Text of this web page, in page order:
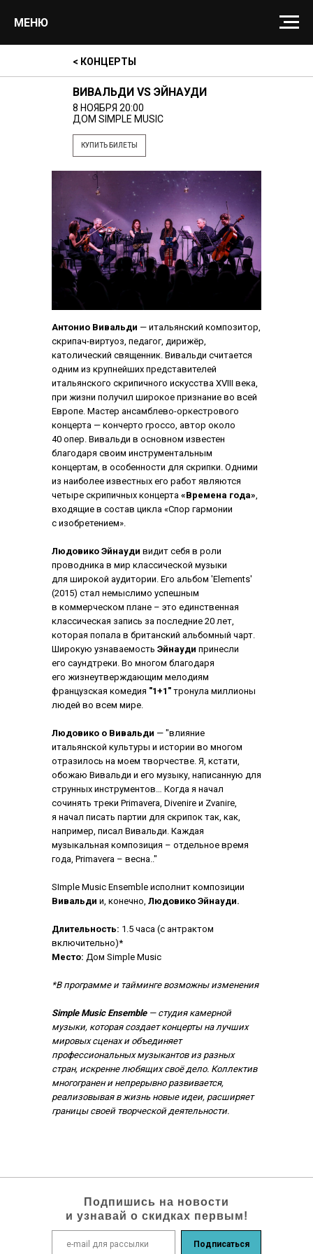
МЕНЮ
8 НОЯБРЯ 20:00
ДОМ SIMPLE MUSIC
Антонио Вивальди — итальянский композитор,
скрипач-виртуоз, педагог, дирижёр,
католический священник. Вивальди считается
одним из крупнейших представителей
итальянского скрипичного искусства XVIII века,
при жизни получил широкое признание во всей
Европе. Мастер ансамблево-оркестрового
концерта — кончерто гроссо, автор около
40 опер. Вивальди в основном известен
благодаря своим инструментальным
концертам, в особенности для скрипки. Одними
из наиболее известных его работ являются
четыре скрипичных концерта «Времена года»,
входящие в состав цикла «Спор гармонии
с изобретением».
Людовико Эйнауди видит себя в роли
проводника в мир классической музыки
для широкой аудитории. Его альбом 'Elements'
(2015) стал немыслимо успешным
в коммерческом плане – это единственная
классическая запись за последние 20 лет,
которая попала в британский альбомный чарт.
Широкую узнаваемость Эйнауди принесли
его саундтреки. Во многом благодаря
его жизнеутверждающим мелодиям
французская комедия "1+1" тронула миллионы
людей во всем мире.
Людовико о Вивальди — "влияние
итальянской культуры и истории во многом
отразилось на моем творчестве. Я, кстати,
обожаю Вивальди и его музыку, написанную для
струнных инструментов… Когда я начал
сочинять треки Primavera, Divenire и Zvanire,
я начал писать партии для скрипок так, как,
например, писал Вивальди. Каждая
музыкальная композиция – отдельное время
года, Primavera – весна.."
SImple Music Ensemble исполнит композиции
Вивальди и, конечно, Людовико Эйнауди.
Длительность: 1.5 часа (с антрактом
включительно)*
Место: Дом Simple Music
*В программе и тайминге возможны изменения
Simple Music Ensemble— студия камерной
музыки, которая создает концерты на лучших
мировых сценах и объединяет
профессиональных музыкантов из разных
стран, искренне любящих своё дело. Коллектив
многогранен и непрерывно развивается,
реализовывая в жизнь новые идеи, расширяет
границы своей творческой деятельности.
< КОНЦЕРТЫ
ВИВАЛЬДИ VS ЭЙНАУДИ
КУПИТЬ БИЛЕТЫ
Подписаться
Подпишись на новости
и узнавай о скидках первым!